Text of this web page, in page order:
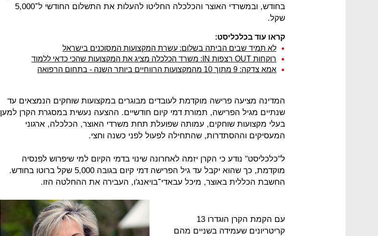
בחודש, ובמשרדי האוצר והכלכלה החליטו להעלות את התשלום החודשי ל־5,000
שקל.
קראו עוד בכלכליסט:
לא תמיד שבים הביתה בשלום: עשרת המקצועות המסוכנים בישראל
רוקחות OUT רצפות IN: משרד הכלכלה מציג את המקצועות שהכי כדאי ללמוד
אמא צדקה: 9 מתוך 10 מהמקצועות הרווחיים ביותר השנה - בתחום הרפואה
המדינה מציעה פרישה מוקדמת לעובדים מבוגרים במקצועות שוחקים הנמצאים עד
שנתיים מגיל הפרישה, תמורת דמי קיום חודשיים. ההצעה נעשית במסגרת הקרן למען
בעלי מקצועות שוחקים, עמותה שפועלת תחת משרדי האוצר, הכלכלה, ארגוני
המעסיקים וההסתדרות, שהתחילה לפעול לפני כשנה וחצי.
ל"כלכליסט" נודע כי הקרן יזמה לאחרונה שינוי בדמי הקיום למי שיפרוש לפנסיה
מוקדמת, כך שהוא יקבל עד גיל הפרישה דמי קיום בגובה 5,000 שקל ברוטו בחודש.
החשבת הכללית באוצר, מיכל עבאדי־בויאנג'ו, העבירה את ההחלטה הזו.
עם הקמת הקרן הוגדרו 13
קריטריונים שעמידה בשניים מהם